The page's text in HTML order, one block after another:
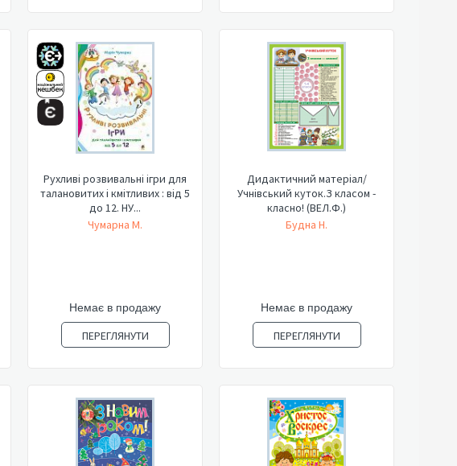
Рухливі розвивальні ігри для
талановитих і кмітливих : від 5
до 12. НУ...
Чумарна М.
Немає в продажу
ПЕРЕГЛЯНУТИ
Дидактичний матеріал/
Учнівський куток.З класом -
класно! (ВЕЛ.Ф.)
Будна Н.
Немає в продажу
ПЕРЕГЛЯНУТИ